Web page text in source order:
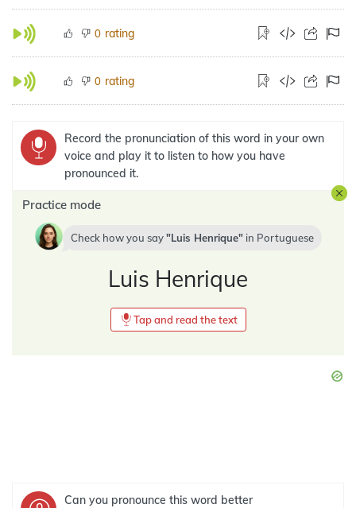
0 rating
0 rating
Record the pronunciation of this word in your own
voice and play it to listen to how you have
pronounced it.
Practice mode
Check how you say Luis Henrique in Portuguese
Luis Henrique
Tap and read the text
Can you pronounce this word better